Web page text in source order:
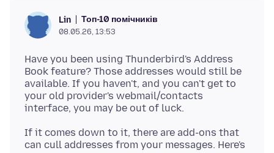
Lin Топ-10 помічників
08.05.26, 13:53
Have you been using Thunderbird's Address
Book feature? Those addresses would still be
available. If you haven't, and you can't get to
your old provider's webmail/contacts
If it comes down to it, there are add-ons that
can cull addresses from your messages. Here's